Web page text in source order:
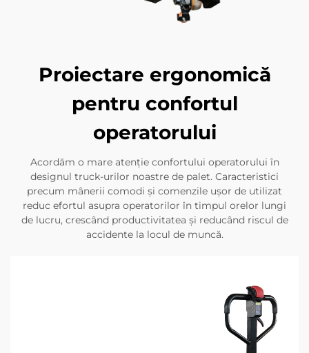
Proiectare ergonomică
pentru confortul
operatorului
Acordăm o mare atenție confortului operatorului în
designul truck-urilor noastre de palet. Caracteristici
precum mânerii comodi și comenzile ușor de utilizat
reduc efortul asupra operatorilor în timpul orelor lungi
de lucru, crescând productivitatea și reducând riscul de
accidente la locul de muncă.